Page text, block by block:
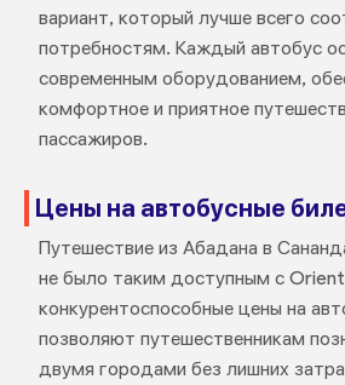
вариант, который лучше всего
потребностям. Каждый автобус
современным оборудованием,
комфортное и приятное
пассажиров.
Цены на автобусные
Путешествие из Абадана в
не было таким доступным с
конкурентоспособные цены на
позволяют путешественникам
двумя городами без лишних